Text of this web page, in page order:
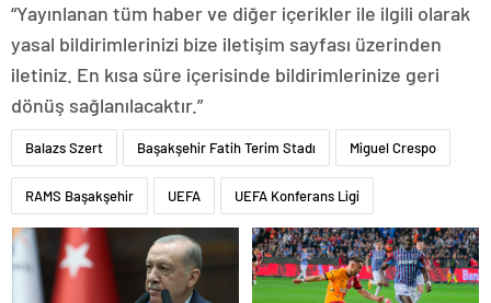
“Yayınlanan tüm haber ve diğer içerikler ile ilgili olarak
yasal bildirimlerinizi bize iletişim sayfası üzerinden
iletiniz. En kısa süre içerisinde bildirimlerinize geri
dönüş sağlanılacaktır.”
Balazs Szert Başakşehir Fatih Terim Stadı Miguel Crespo
RAMS Başakşehir UEFA UEFA Konferans Ligi